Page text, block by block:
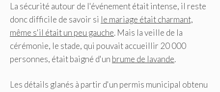
La sécurité autour de l'événement était intense, il reste
donc difficile de savoir si le mariage était charmant,
même s'il était un peu gauche. Mais la veille de la
cérémonie, le stade, qui pouvait accueillir 20 000
personnes, était baigné d'un brume de lavande.
Les détails glanés à partir d'un permis municipal obtenu